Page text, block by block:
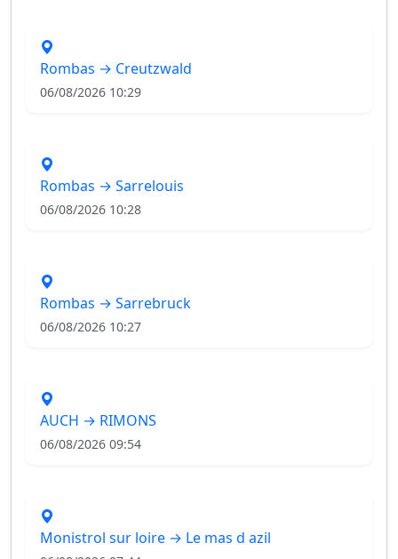
Rombas → Creutzwald
06/08/2026 10:29
Rombas → Sarrelouis
06/08/2026 10:28
Rombas → Sarrebruck
06/08/2026 10:27
AUCH → RIMONS
06/08/2026 09:54
Monistrol sur loire → Le mas d azil